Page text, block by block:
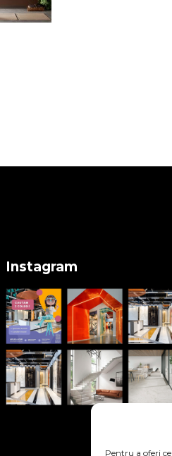
Pentru a oferi
Instagram